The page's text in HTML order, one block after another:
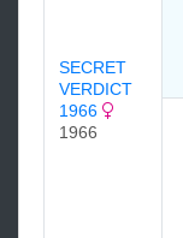
SECRET
VERDICT
1966
1966